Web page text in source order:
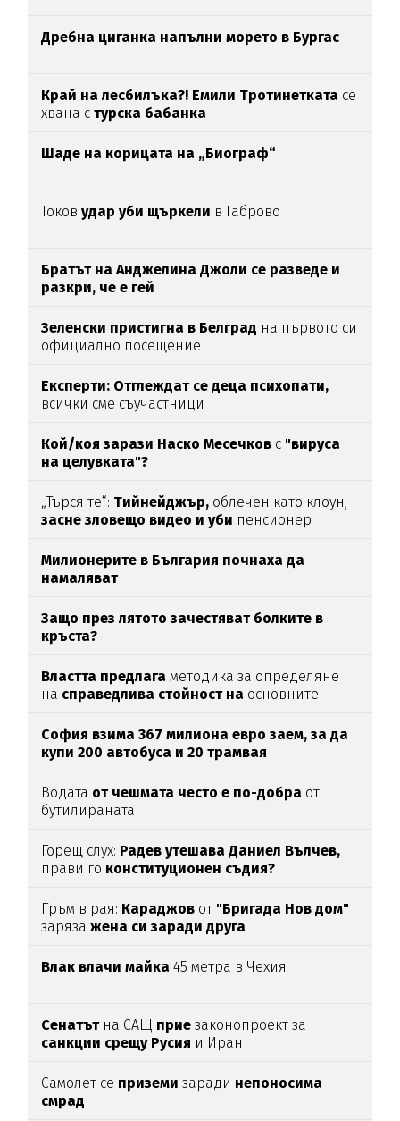
Дребна циганка напълни морето в Бургас
Край на лесбилъка?! Емили Тротинетката се
хвана с турска бабанка
Шаде на корицата на „Биограф“
Токовудар уби щъркели в Габрово
Братът на Анджелина Джоли се разведе и
разкри, че е гей
Зеленски пристигна в Белград на първото си
официално посещение
Експерти: Отглеждат се деца психопати,
всички сме съучастници
Кой/коя зарази Наско Месечков с "вируса
на целувката"?
„Търся те“: Тийнейджър, облечен като клоун,
засне зловещо видео и уби пенсионер
Милионерите в България почнаха да
намаляват
Защо през лятото зачестяват болките в
кръста?
Властта предлага методика за определяне
на справедлива стойност на основните
София взима 367 милиона евро заем, за да
купи 200 автобуса и 20 трамвая
Водата от чешмата често е по-добра от
бутилираната
Горещ слух: Радев утешава Даниел Вълчев,
прави го конституционен съдия?
Гръм в рая: Караджов от "Бригада Нов дом"
зарязажена си заради друга
Влак влачи майка 45 метра в Чехия
Сенатътна САЩ прие законопроект за
санкции срещу Русия и Иран
Самолет се приземи заради непоносима
смрад